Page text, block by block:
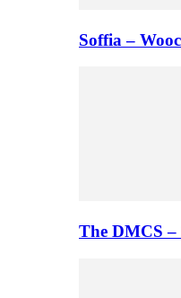
Soffia –
The DMCS –